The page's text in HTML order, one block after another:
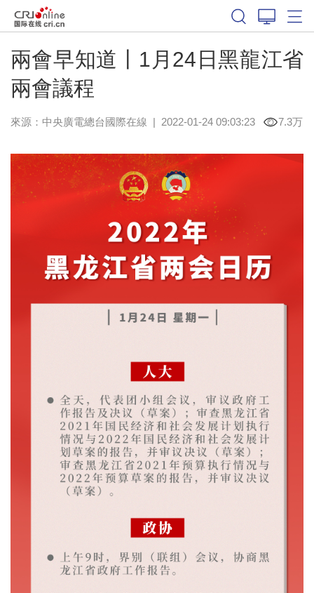
兩會早知道丨1月24日黑龍江省
兩會議程
來源：中央廣電總台國際在線 | 2022-01-24 09:03:23 7.3万